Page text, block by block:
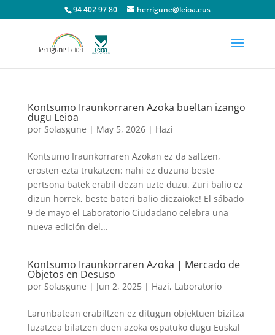
94 402 97 80 herrigune@leioa.eus
Kontsumo Iraunkorraren Azoka bueltan izango
dugu Leioa
por Solasgune | May 5, 2026| Hazi
Kontsumo Iraunkorraren Azokan ez da saltzen,
erosten ezta trukatzen: nahi ez duzuna beste
pertsona batek erabil dezan uzte duzu. Zuri balio ez
dizun horrek, beste bateri balio diezaioke! El sábado
9 de mayo el Laboratorio Ciudadano celebra una
nueva edición del...
Kontsumo Iraunkorraren Azoka | Mercado de
Objetos en Desuso
por Solasgune | Jun 2, 2025| Hazi, Laboratorio
Larunbatean erabiltzen ez ditugun objektuen bizitza
luzatzea bilatzen duen azoka ospatuko dugu Euskal